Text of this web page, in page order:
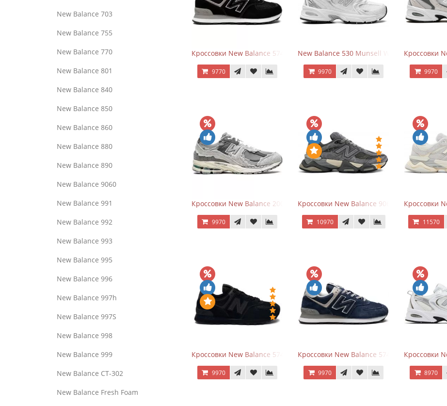
New Balance 703
New Balance 755
New Balance 770
New Balance 801
New Balance 840
New Balance 850
New Balance 860
New Balance 880
New Balance 890
New Balance 9060
New Balance 991
New Balance 992
New Balance 993
New Balance 995
New Balance 996
New Balance 997h
New Balance 997S
New Balance 998
New Balance 999
New Balance CT-302
New Balance Fresh Foam
Кроссовки New Balance 574 Evergreen Black
9770
New Balance 530 Munsell White Silver
9970
Кроссовки
9970
Кроссовки New Balance 2002R Protection Pack Grey
9970
Кроссовки New Balance 9060 x Joe
10970
Кроссовки
11570
Кроссовки New Balance 574 All Black
9970
Кроссовки New Balance 574 Navy Blue Grey
9970
Кроссовки
8970